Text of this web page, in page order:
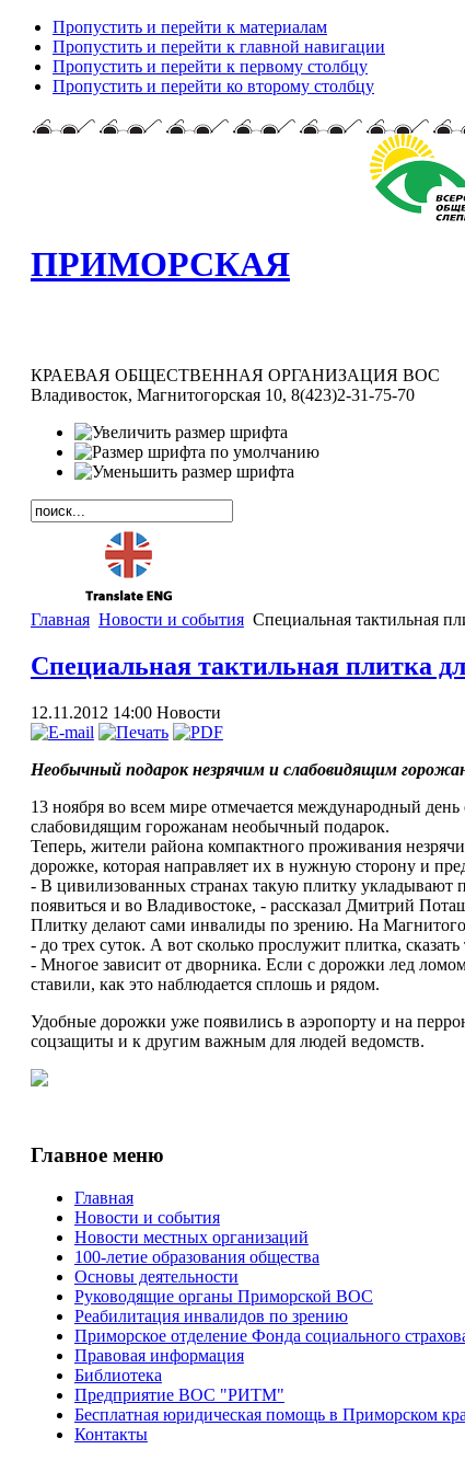
Пропустить и перейти к материалам
Пропустить и перейти к главной навигации
Пропустить и перейти к первому столбцу
Пропустить и перейти ко второму столбцу
ПРИМОРСКАЯ
КРАЕВАЯ ОБЩЕСТВЕННАЯ ОРГАНИЗАЦИЯ ВОС
Владивосток, Магнитогорская 10, 8(423)2-31-75-70
Главная Новости и события Специальная тактильная
Специальная тактильная плитка
12.11.2012 14:00 Новости
Необычный подарок незрячим и слабовидящим
13 ноября во всем мире отмечается международный
слабовидящим горожанам необычный подарок.
Теперь, жители района компактного проживания
дорожке, которая направляет их в нужную сторону и
- В цивилизованных странах такую плитку укладывают
появиться и во Владивостоке, - рассказал Дмитрий
Плитку делают сами инвалиды по зрению. На
- до трех суток. А вот сколько прослужит плитка, сказать
- Многое зависит от дворника. Если с дорожки лед
ставили, как это наблюдается сплошь и рядом.
Удобные дорожки уже появились в аэропорту и на
соцзащиты и к другим важным для людей ведомств.
Главное меню
Главная
Новости и события
Новости местных организаций
100-летие образования общества
Основы деятельности
Руководящие органы Приморской ВОС
Реабилитация инвалидов по зрению
Приморское отделение Фонда социального
Правовая информация
Библиотека
Предприятие ВОС "РИТМ"
Бесплатная юридическая помощь в Приморском
Контакты